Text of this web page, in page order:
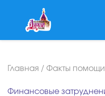
Главная / Факты
Финансовые